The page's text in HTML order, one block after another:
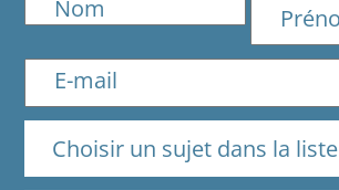
Choisir un sujet dans la liste